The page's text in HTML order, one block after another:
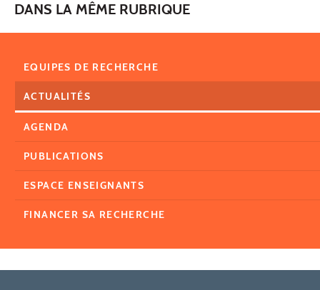
DANS LA MÊME RUBRIQUE
EQUIPES DE RECHERCHE
ACTUALITÉS
AGENDA
PUBLICATIONS
ESPACE ENSEIGNANTS
FINANCER SA RECHERCHE